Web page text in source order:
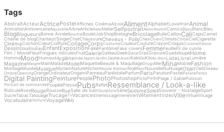
Tags
AbstraitActeurActricePosterAffiches CinémaAlcoolAlimentAlphabetLoveAnge Animal
AnimationAnniversaireAquarelleArbreArticleAsieAtelierSelfportraitAvionAxolotlComicsBijou BlancBleu
BlogBlogueursBonne AnnéeBouche BouletJobShopBretagneBricolageBulleCaillouCaliCapuCarnet
Chaine de blogChanteur/SingerChatChaussureCheveux - PoilsChexChienChinoisChloéCielCigarette
CinémaCochonCoeurCoiffureCollageCorpsCostumeCouleurCoutureCrayonCroquisCuisineDdooo
DessinDoudouEauEnfantExpositionFakeFantômeFake coversFemmeFeuilleFil de cuivre
Film / MovieFleurFringues ridiculesFruitGalerieGateauGeekGlaceGrasGravureGuadeloupeHome
HommeMoodHumourHygièneInde Japon JardinJaune Jouet KekKikiKilosLibon ListeLivreLumière
MagazineMaigre MainMaladeModelMaquetteBeauté & MaquillageDrugsMerMinaMobileFashion
MontageMuséeMusiqueMyriamNatureNichonNicole Kidman NoëlNoirNouvelleNuNuageObjetOeilOiseau
OmbreOpeningOrangeOrdinateurOrigamiPanneauParéidolieParfumParisParutionPastelPatatePates
Digital PaintingPeinturePeoplePhotoPhotoshopPictoPiedsPlage / SablePoisson
Portrait de commande PoupéePressePubsRefletRessemblance / Look-a-like
RidiculeRoseRougeRousseRueSalle de bainSculptureSérieSexismeSoleilSouvenir - NostalgieSport
SucreTabacTatouageTrucageTvVacancesVernissageVerreVertVêtementVidéoVilleVirtuelVisage
VocabulaireVoitureVoyageWeb